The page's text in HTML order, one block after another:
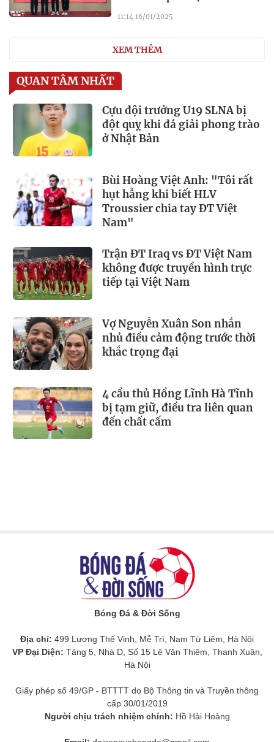
11:14 16/01/2025
XEM THÊM
QUAN TÂM NHẤT
Cựu đội trưởng U19 SLNA bị
đột quỵ khi đá giải phong trào
ở Nhật Bản
Bùi Hoàng Việt Anh: "Tôi rất
hụt hẫng khi biết HLV
Troussier chia tay ĐT Việt
Nam"
Trận ĐT Iraq vs ĐT Việt Nam
không được truyền hình trực
tiếp tại Việt Nam
Vợ Nguyễn Xuân Son nhắn
nhủ điều cảm động trước thời
khắc trọng đại
4 cầu thủ Hồng Lĩnh Hà Tĩnh
bị tạm giữ, điều tra liên quan
đến chất cấm
Bóng Đá & Đời Sống
Địa chỉ: 499 Lương Thế Vinh, Mễ Trì, Nam Từ Liêm, Hà Nội
VP Đại Diện: Tâng 5, Nhà D, Số 15 Lê Văn Thiêm, Thanh Xuân,
Hà Nội
Giấy phép số 49/GP - BTTTT do Bộ Thông tin và Truyền thông
cấp 30/01/2019
Người chịu trách nhiệm chính: Hồ Hải Hoàng